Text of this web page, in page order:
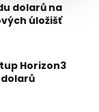
dolarů na
úložišť
Horizon3